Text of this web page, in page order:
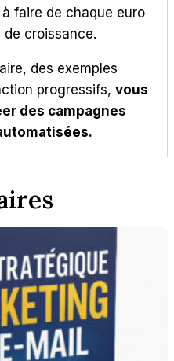
faire de chaque euro
croissance.
des exemples
progressifs, vous
des campagnes